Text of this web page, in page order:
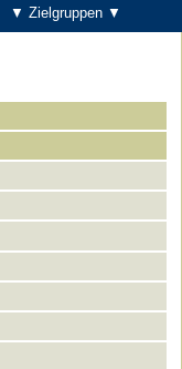
▼ Zielgruppen ▼